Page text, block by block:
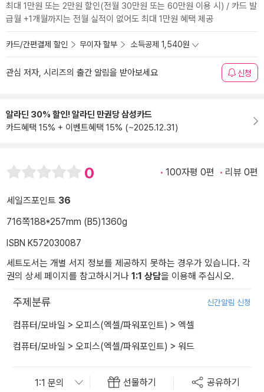
최대 1만원 또는 2만원 할인(전월 30만원 또는 60만원 이용 시) / 카드 발
급월 +1개월까지는 전월 실적이 없어도 최대 1만원 혜택 제공
카드/간편결제 할인 무이자 할부 소득공제 1,540원
관심 저자, 시리즈의 출간 알림을 받아보세요 신청
알라딘 30% 할인! 알라딘 만권당 삼성카드
카드혜택 15% + 이벤트혜택 15% (~2025.12.31)
0 100자평 0편 리뷰 0편
세일즈포인트 36
716쪽188*257mm (B5)1360g
ISBN K572030087
세트도서는 개별 서지 정보를 제공하지 못하는 경우가 있습니다. 각
권의 상세 페이지를 참고하시거나 1:1 상담을 이용해 주십시오.
주제분류 신간알림 신청
컴퓨터/모바일 > 오피스(엑셀/파워포인트) > 엑셀
컴퓨터/모바일 > 오피스(엑셀/파워포인트) > 워드
선물하기 공유하기